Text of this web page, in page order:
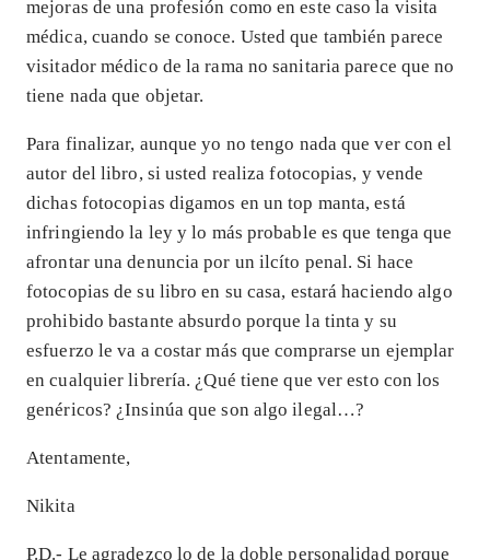
mejoras de una profesión como en este caso la visita
médica, cuando se conoce. Usted que también parece
visitador médico de la rama no sanitaria parece que no
tiene nada que objetar.
Para finalizar, aunque yo no tengo nada que ver con el
autor del libro, si usted realiza fotocopias, y vende
dichas fotocopias digamos en un top manta, está
infringiendo la ley y lo más probable es que tenga que
afrontar una denuncia por un ilcíto penal. Si hace
fotocopias de su libro en su casa, estará haciendo algo
prohibido bastante absurdo porque la tinta y su
esfuerzo le va a costar más que comprarse un ejemplar
en cualquier librería. ¿Qué tiene que ver esto con los
genéricos? ¿Insinúa que son algo ilegal…?
Atentamente,
Nikita
P.D.- Le agradezco lo de la doble personalidad porque